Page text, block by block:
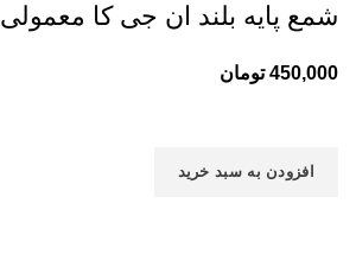
شمع پایه بلند ان جی کا معمولی
450,000 تومان
افزودن به سبد خرید